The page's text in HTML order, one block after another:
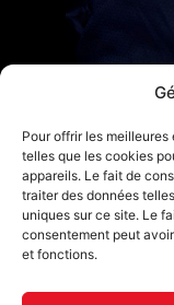
Pour offrir les
telles que les cookies
appareils. Le fait de
traiter des données
uniques sur ce site. Le
consentement peut
et fonctions.